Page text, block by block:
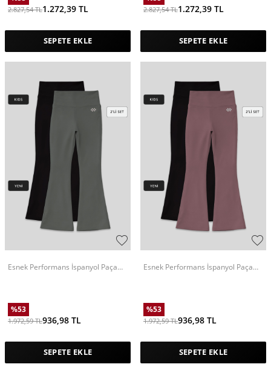
2.827,54TL1.272,39 TL
SEPETE EKLE
2.827,54TL1.272,39 TL
SEPETE EKLE
Esnek Performans İspanyol Paça
%53
1.972,59TL936,98 TL
SEPETE EKLE
Esnek Performans İspanyol Paça
%53
1.972,59TL936,98 TL
SEPETE EKLE